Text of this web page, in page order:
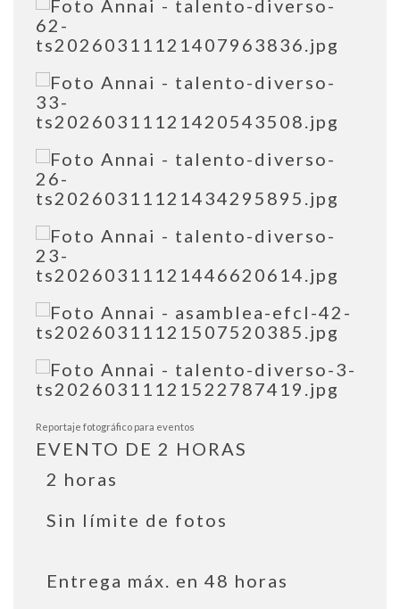
Reportaje fotográfico para eventos
EVENTO DE 2 HORAS
2 horas
Sin límite de fotos
Entrega máx. en 48 horas